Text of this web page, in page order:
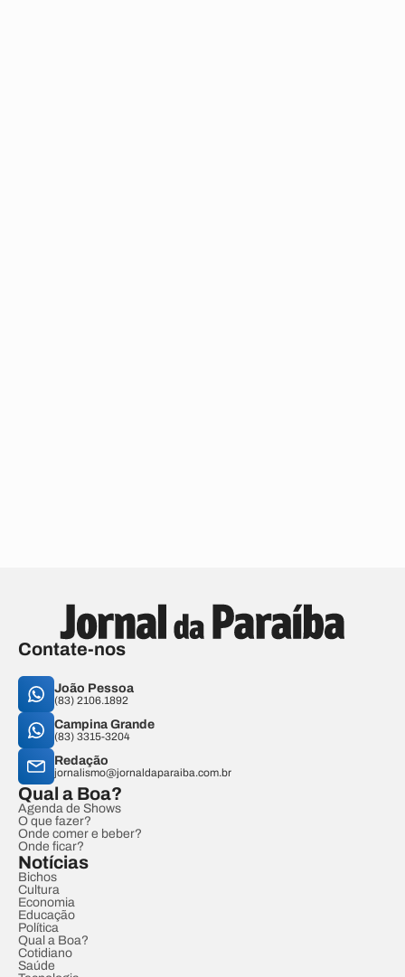
Contate-nos
João Pessoa
(83) 2106.1892
Campina Grande
(83) 3315-3204
Redação
jornalismo@jornaldaparaiba.com.br
Qual a Boa?
Agenda de Shows
O que fazer?
Onde comer e beber?
Onde ficar?
Notícias
Bichos
Cultura
Economia
Educação
Política
Qual a Boa?
Cotidiano
Saúde